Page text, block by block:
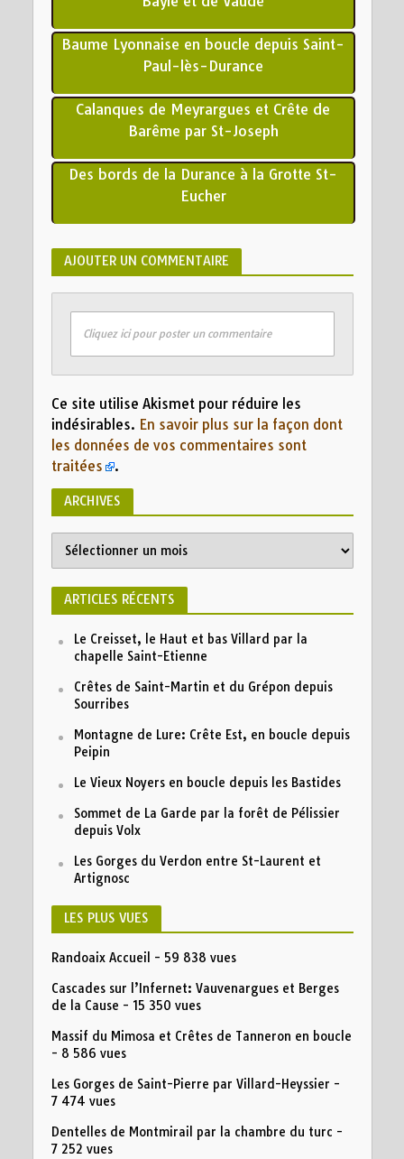
Baume Lyonnaise en boucle depuis Saint-
Paul-lès-Durance
Calanques de Meyrargues et Crête de
Barême par St-Joseph
Des bords de la Durance à la Grotte St-
Eucher
AJOUTER UN COMMENTAIRE
Cliquez ici pour poster un commentaire
Ce site utilise Akismet pour réduire les
indésirables. En savoir plus sur la façon dont
les données de vos commentaires sont
traitées
.
ARCHIVES
ARTICLES RÉCENTS
Le Creisset, le Haut et bas Villard par la
chapelle Saint-Etienne
Crêtes de Saint-Martin et du Grépon depuis
Sourribes
Montagne de Lure: Crête Est, en boucle depuis
Peipin
Le Vieux Noyers en boucle depuis les Bastides
Sommet de La Garde par la forêt de Pélissier
depuis Volx
Les Gorges du Verdon entre St-Laurent et
Artignosc
LES PLUS VUES
Randoaix Accueil - 59 838 vues
Cascades sur l’Infernet: Vauvenargues et Berges
de la Cause - 15 350 vues
Massif du Mimosa et Crêtes de Tanneron en boucle
- 8 586 vues
Les Gorges de Saint-Pierre par Villard-Heyssier -
7 474 vues
Dentelles de Montmirail par la chambre du turc -
7 252 vues